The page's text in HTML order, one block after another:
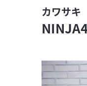
カワサキ